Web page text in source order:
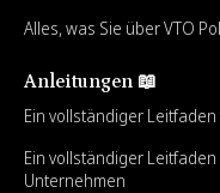
Alles, was Sie über VTO
Anleitungen 📖
Ein vollständiger
Ein vollständiger
Unternehmen